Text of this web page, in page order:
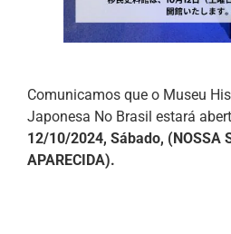
Comunicamos que o Museu
Japonesa No Brasil estará
12/10/2024, Sábado, (NOSSA
APARECIDA).